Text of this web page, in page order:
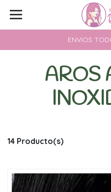
ENVIOS
AROS
14 Producto(s)